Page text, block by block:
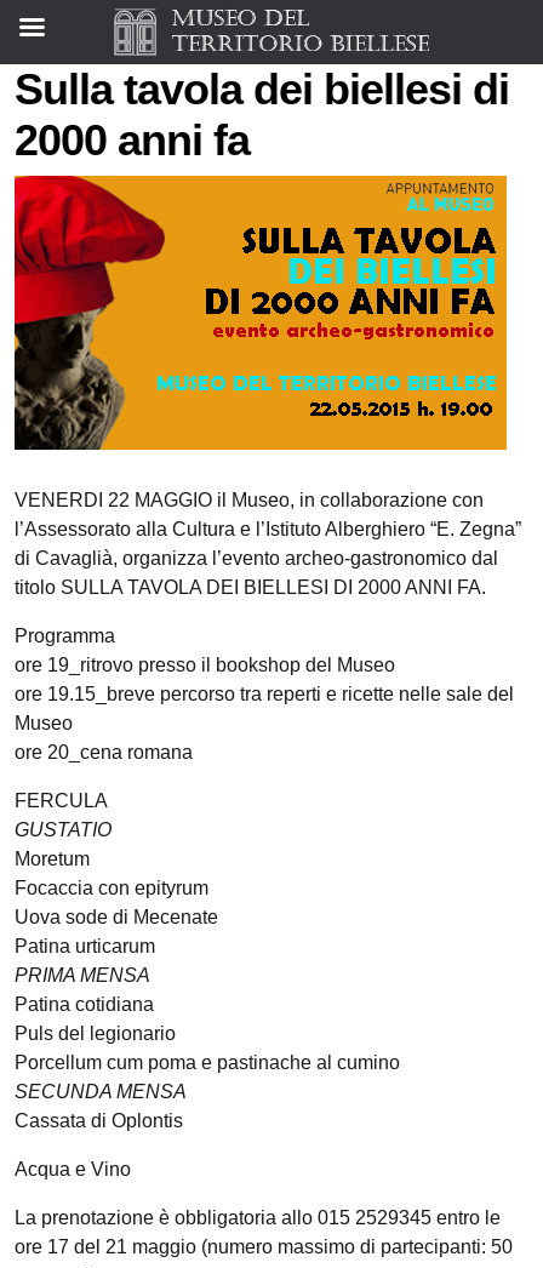
Sulla tavola dei biellesi di
2000 anni fa
VENERDI 22 MAGGIO il Museo, in collaborazione con
l’Assessorato alla Cultura e l’Istituto Alberghiero “E. Zegna”
di Cavaglià, organizza l’evento archeo-gastronomico dal
titolo SULLA TAVOLA DEI BIELLESI DI 2000 ANNI FA.
Programma
ore 19_ritrovo presso il bookshop del Museo
ore 19.15_breve percorso tra reperti e ricette nelle sale del
Museo
ore 20_cena romana
FERCULA
GUSTATIO
Moretum
Focaccia con epityrum
Uova sode di Mecenate
Patina urticarum
PRIMA MENSA
Patina cotidiana
Puls del legionario
Porcellum cum poma e pastinache al cumino
SECUNDA MENSA
Cassata di Oplontis
Acqua e Vino
La prenotazione è obbligatoria allo 015 2529345 entro le
ore 17 del 21 maggio (numero massimo di partecipanti: 50